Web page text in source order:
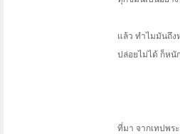
แล้ว ทำไมมันถึง
ปล่อยไม่ได้ ก็หนั
ที่มา จากเทปพร